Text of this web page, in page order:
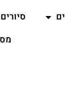
סיורים